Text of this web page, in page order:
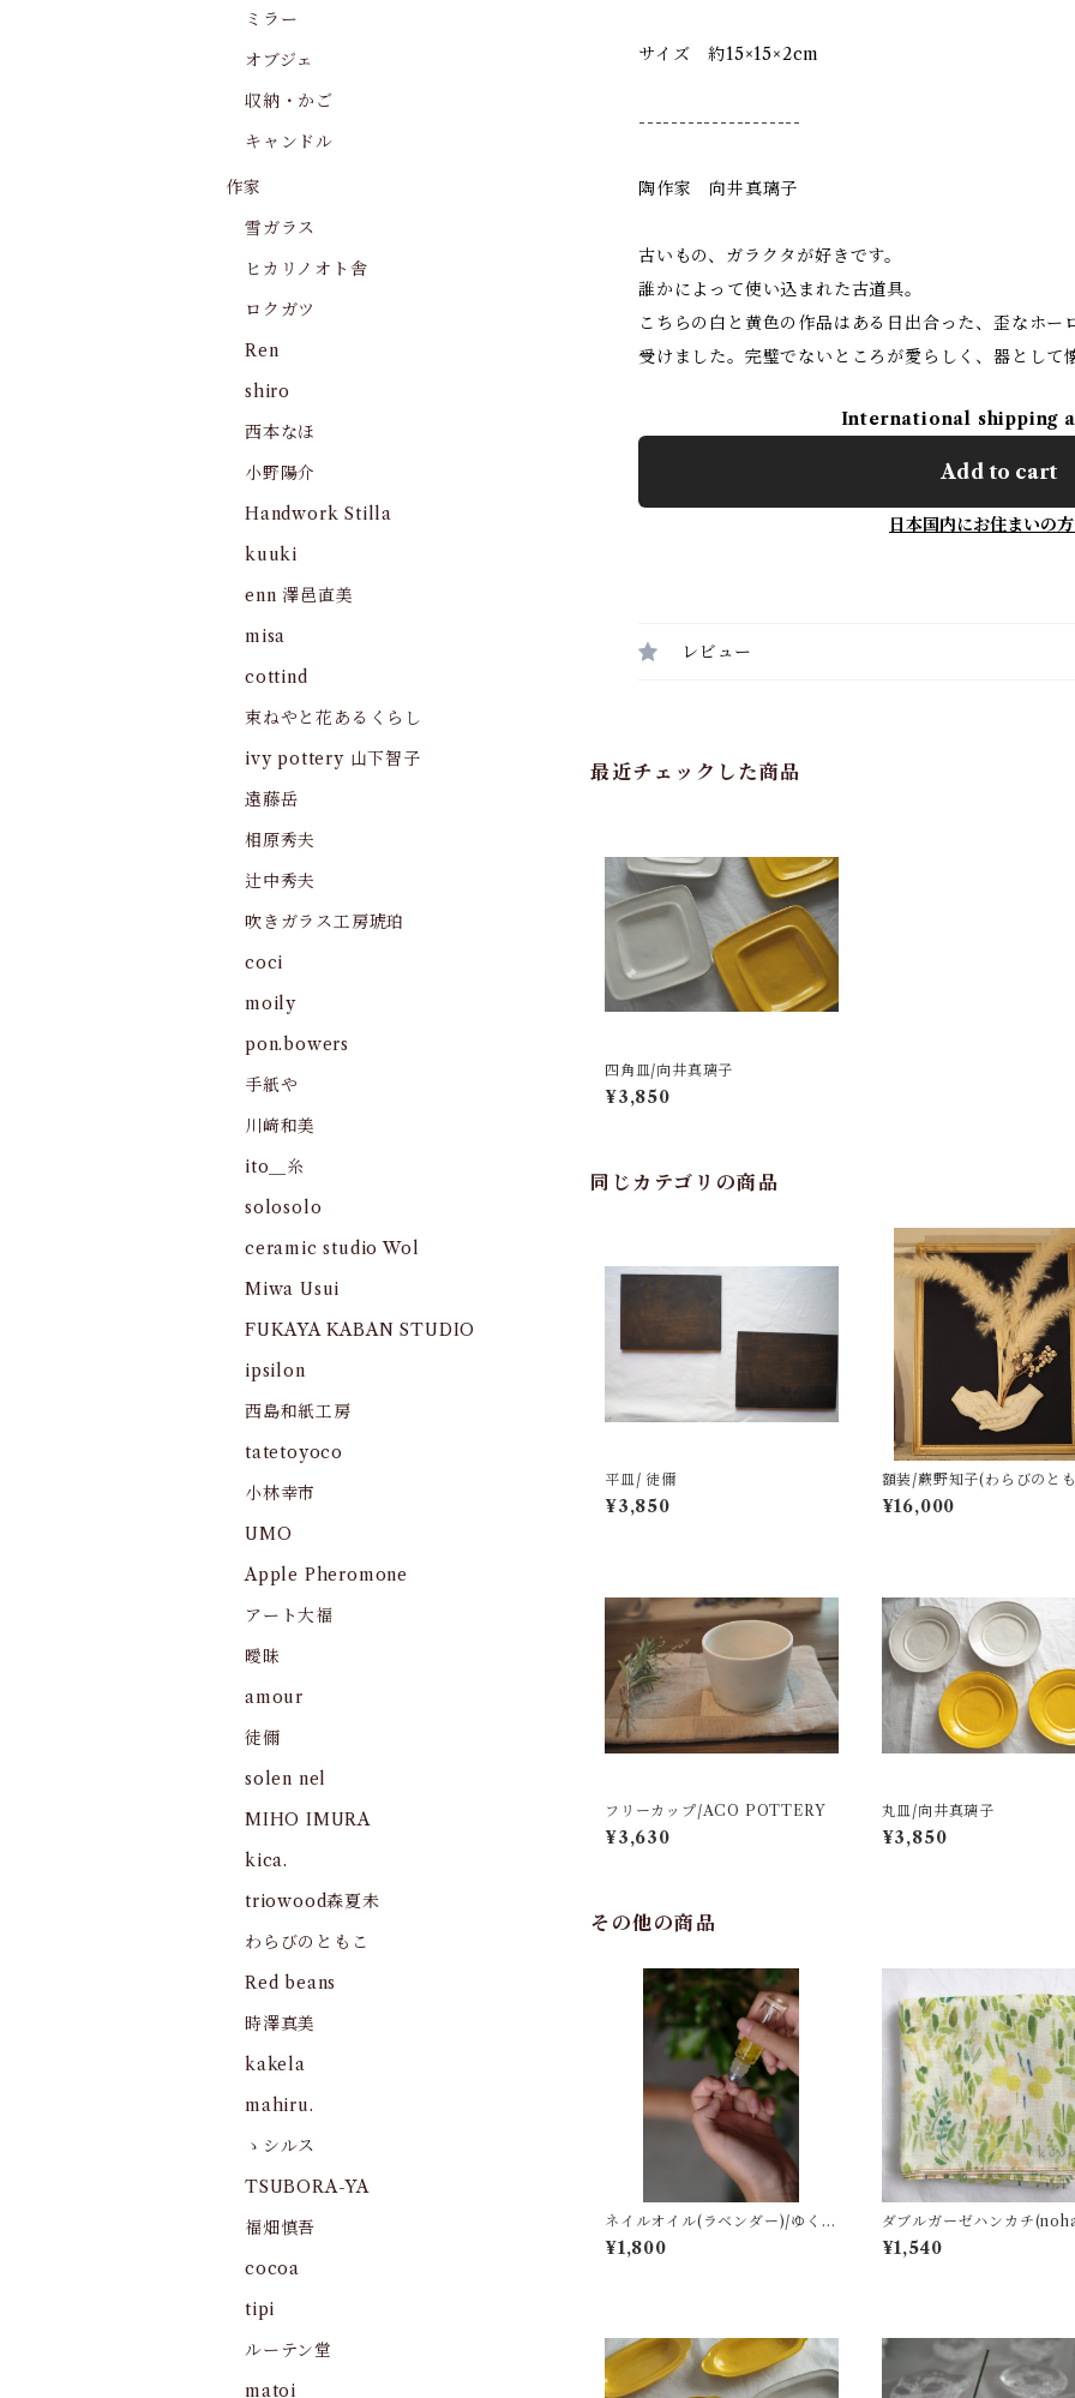
サイズ 約15×15×2cm
--------------------
陶作家 向井真璃子
古いもの、ガラクタが好きです。
誰かによって使い込まれた古道具。
こちらの白と黄色の作品はある日出合った、歪なホー
受けました。完璧でないところが愛らしく、器として
International shipping
Add to cart
日本国内にお住まいの
レビュー
最近チェックした商品
四角皿/向井真璃子
¥3,850
同じカテゴリの商品
平皿/ 徒儞
¥3,850
額装/蕨野知子(わらびのと
¥16,000
フリーカップ/ACO POTTERY
¥3,630
丸皿/向井真璃子
¥3,850
その他の商品
ネイルオイル(ラベンダー)/ゆくり
ね
¥1,800
ダブルガーゼハンカチ
kuuki
¥1,540
ミラー
オブジェ
収納・かご
キャンドル
作家
雪ガラス
ヒカリノオト舎
ロクガツ
Ren
shiro
西本なほ
小野陽介
Handwork Stilla
kuuki
enn 澤邑直美
misa
cottind
束ねやと花あるくらし
ivy pottery 山下智子
遠藤岳
相原秀夫
辻中秀夫
吹きガラス工房琥珀
coci
moily
pon.bowers
手紙や
川﨑和美
ito＿糸
solosolo
ceramic studio Wol
Miwa Usui
FUKAYA KABAN STUDIO
ipsilon
西島和紙工房
tatetoyoco
小林幸市
UMO
Apple Pheromone
アート大福
曖昧
amour
徒儞
solen nel
MIHO IMURA
kica.
triowood森夏未
わらびのともこ
Red beans
時澤真美
kakela
mahiru.
ゝシルス
TSUBORA-YA
福畑慎吾
cocoa
tipi
ルーテン堂
matoi